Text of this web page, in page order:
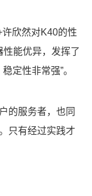
欣然对K40的性
性能优异，发挥了
定性非常强”。
服务者，也同
只有经过实践才